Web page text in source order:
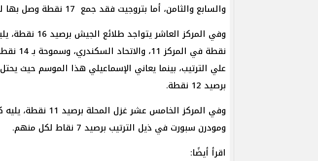
والسابع والثامن، أما بتروجيت فقد جمع 17 نقطة وصل بها للمركز التاسع.
علي الترتيب، بينما يعاني الإسماعيلي هذا الموسم حيث
برصيد 12 نقطة.
وفي المركز الخامس عشر غزل
ومودرن سبورت في ذيل الترتيب برصيد 7 نقاط لكل منهم.
اقرأ أيضًا: